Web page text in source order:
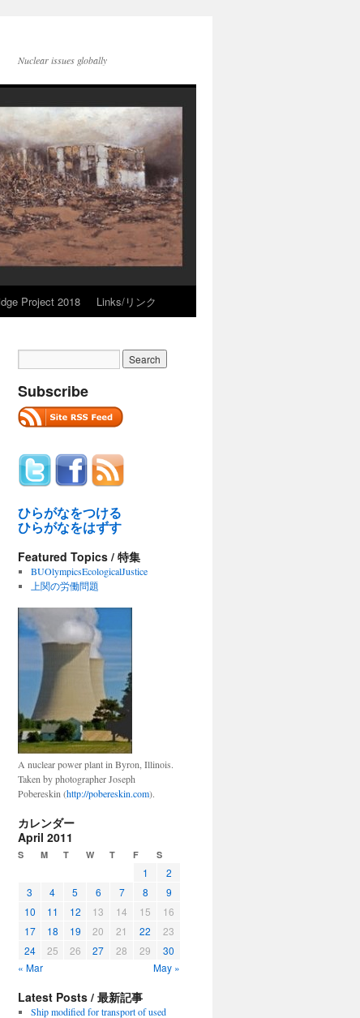
Nuclear issues globally
Project 2018 Links/リンク
Subscribe
ひらがなをつける
ひらがなをはずす
Featured Topics / 特集
BUOlympicsEcologicalJustice
上関の労働問題
A nuclear power plant in Byron, Illinois.
Taken by photographer Joseph
Pobereskin (http://pobereskin.com).
カレンダー
April 2011
S M T W T F S
1
2
3
4 5 6 7 8
9
10
11 12 13 14 15
16
17
18 19 20 21 22
23
24
25 26 27 28 29
30
« Mar
May »
Latest Posts / 最新記事
Ship modified for transport of used